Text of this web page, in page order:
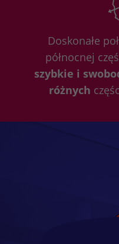
Doskonałe
północnej
szybkie i
różnych